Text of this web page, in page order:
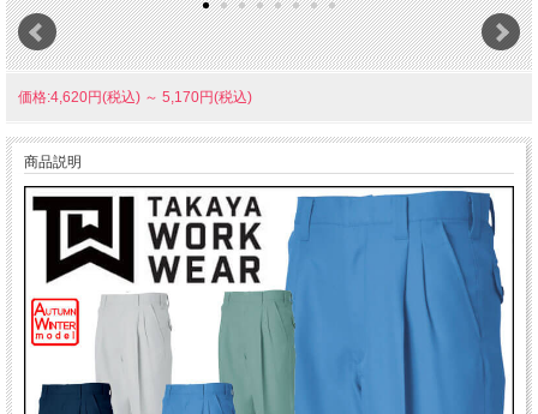
価格:4,620円(税込) ～ 5,170円(税込)
商品説明